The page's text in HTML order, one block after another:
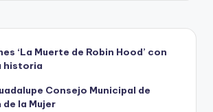
‘La Muerte de Robin Hood’ con
historia
Consejo Municipal de
la Mujer